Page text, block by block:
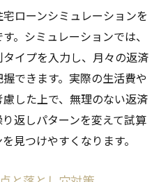
ローンシミュレーションを
。シミュレーションでは、
イプを入力し、月々の返済
できます。実際の生活費や
した上で、無理のない返済
返しパターンを変えて試算
見つけやすくなります。